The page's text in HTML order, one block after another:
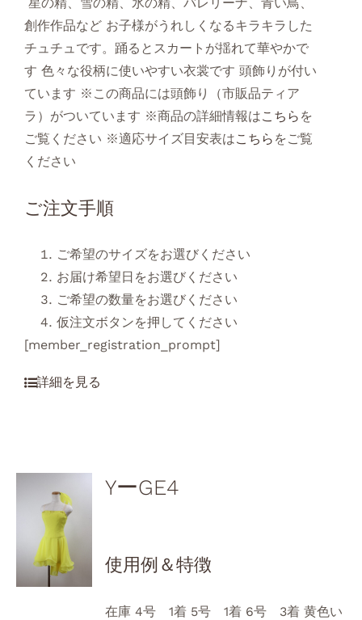
創作作品など お子様がうれしくなるキラキラした
チュチュです。踊るとスカートが揺れて華やかで
す 色々な役柄に使いやすい衣裳です 頭飾りが付い
ています ※この商品には頭飾り（市販品ティア
ラ）がついています ※商品の詳細情報はこちら を
ご覧ください ※適応サイズ目安表はこちら をご覧
ください
ご注文手順
ご希望のサイズをお選びください
お届け希望日をお選びください
ご希望の数量をお選びください
仮注文ボタンを押してください
[member_registration_prompt]
YーGE4
使用例＆特徴
在庫 4号 1着 5号 1着 6号 3着 黄色い